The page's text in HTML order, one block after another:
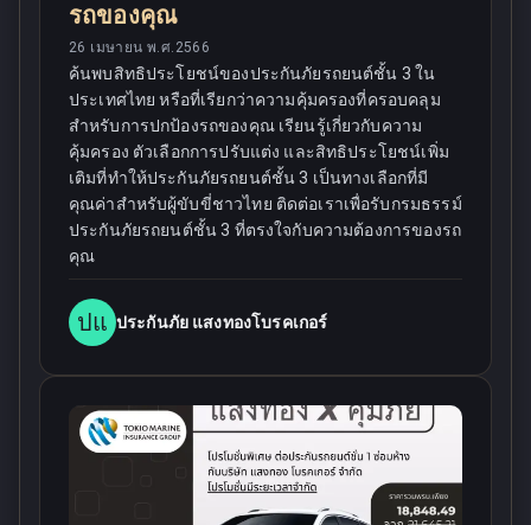
รถของคุณ
26 เมษายน พ.ศ.2566
ค้นพบสิทธิประโยชน์ของประกันภัยรถยนต์ชั้น 3 ใน
ประเทศไทย หรือที่เรียกว่าความคุ้มครองที่ครอบคลุม
สำหรับการปกป้องรถของคุณ เรียนรู้เกี่ยวกับความ
คุ้มครอง ตัวเลือกการปรับแต่ง และสิทธิประโยชน์เพิ่ม
เติมที่ทำให้ประกันภัยรถยนต์ชั้น 3 เป็นทางเลือกที่มี
คุณค่าสำหรับผู้ขับขี่ชาวไทย ติดต่อเราเพื่อรับกรมธรรม์
ประกันภัยรถยนต์ชั้น 3 ที่ตรงใจกับความต้องการของรถ
คุณ
ปแ ประกันภัย แสงทองโบรคเกอร์